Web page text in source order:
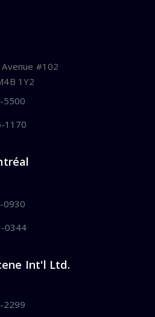
#102
1Y2
5500
1170
0930
0344
Int'l Ltd.
2299